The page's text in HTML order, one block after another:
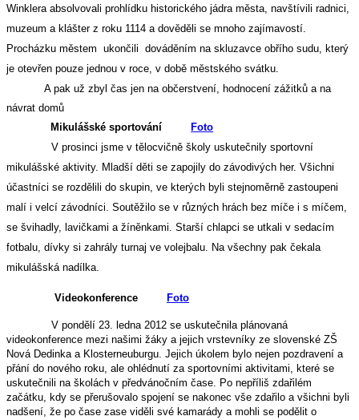
Winklera absolvovali prohlídku historického jádra města, navštívili radnici,
muzeum a klášter z roku 1114 a dověděli se mnoho zajímavostí.
Procházku městem ukončili dováděním na skluzavce obřího sudu, který
je otevřen pouze jednou v roce, v době městského svátku.
A pak už zbyl čas jen na občerstvení, hodnocení zážitků a na
návrat domů
Mikulášské sportování
Foto
V prosinci jsme v tělocvičně školy uskutečnily sportovní
mikulášské aktivity. Mladší děti se zapojily do závodivých her. Všichni
účastníci se rozdělili do skupin, ve kterých byli stejnoměrně zastoupeni
malí i velcí závodníci. Soutěžilo se v různých hrách bez míče i s míčem,
se švihadly, lavičkami a žíněnkami. Starší chlapci se utkali v sedacím
fotbalu, dívky si zahrály turnaj ve volejbalu. Na všechny pak čekala
mikulášská nadílka.
Videokonference Foto
V pondělí 23. ledna 2012 se uskutečnila plánovaná
videokonference mezi našimi žáky a jejich vrstevníky ze slovenské ZŠ
Nová Dedinka a Klosterneuburgu. Jejich úkolem bylo nejen pozdravení a
přání do nového roku, ale ohlédnutí za sportovními aktivitami, které se
uskutečnili na školách v předvánočním čase. Po nepříliš zdařilém
začátku, kdy se přerušovalo spojení se nakonec vše zdařilo a všichni byli
nadšení, že po čase zase viděli své kamarády a mohli se podělit o